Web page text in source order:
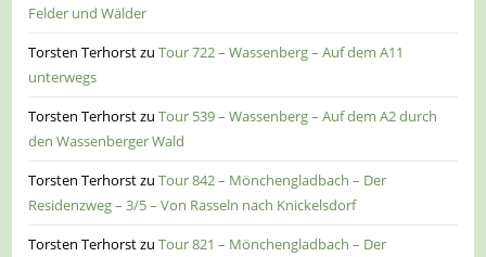
Felder und Wälder
Torsten TerhorstzuTour 722 – Wassenberg – Auf dem A11
unterwegs
Torsten TerhorstzuTour 539 – Wassenberg – Auf dem A2 durch
den Wassenberger Wald
Torsten TerhorstzuTour 842 – Mönchengladbach – Der
Residenzweg – 3/5 – Von Rasseln nach Knickelsdorf
Torsten TerhorstzuTour 821 – Mönchengladbach – Der